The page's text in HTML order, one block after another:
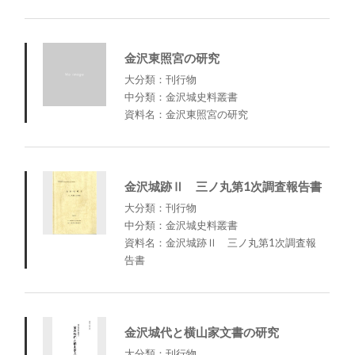
金沢東照宮の研究
大分類：刊行物
中分類：金沢城史料叢書
資料名：金沢東照宮の研究
金沢城跡Ⅱ 三ノ丸第1次調査報告書
大分類：刊行物
中分類：金沢城史料叢書
資料名：金沢城跡Ⅱ 三ノ丸第1次調査報
告書
金沢城代と横山家文書の研究